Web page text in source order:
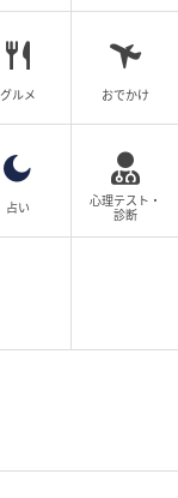
グルメ おでかけ
占い
心理テスト・
診断